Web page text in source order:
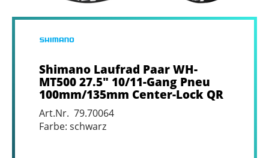
Shimano Laufrad Paar WH-
MT500 27.5" 10/11-Gang Pneu
100mm/135mm Center-Lock QR
Art.Nr. 79.70064
Farbe: schwarz